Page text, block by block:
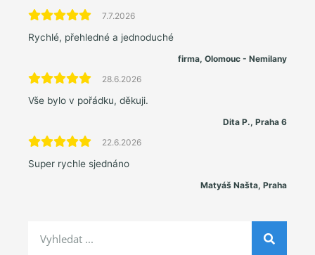
7.7.2026
Rychlé, přehledné a jednoduché
firma, Olomouc - Nemilany
28.6.2026
Vše bylo v pořádku, děkuji.
Dita P., Praha 6
22.6.2026
Super rychle sjednáno
Matyáš Našta, Praha